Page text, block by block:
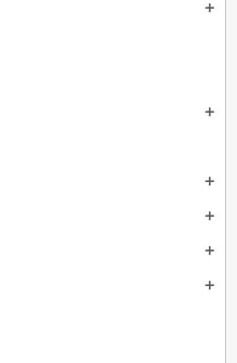
add
add
add
add
add
add